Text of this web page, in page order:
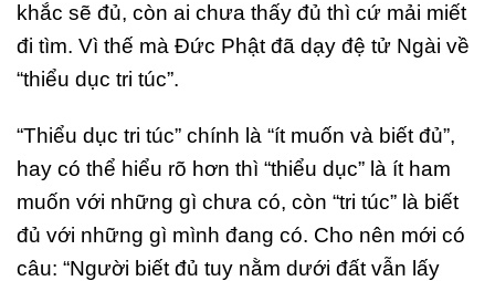
khắc sẽ đủ, còn ai chưa thấy đủ thì cứ mải miết
đi tìm. Vì thế mà Đức Phật đã dạy đệ tử Ngài về
“thiểu dục tri túc”.
“Thiểu dục tri túc” chính là “ít muốn và biết đủ”,
hay có thể hiểu rõ hơn thì “thiểu dục” là ít ham
muốn với những gì chưa có, còn “tri túc” là biết
đủ với những gì mình đang có. Cho nên mới có
câu: “Người biết đủ tuy nằm dưới đất vẫn lấy